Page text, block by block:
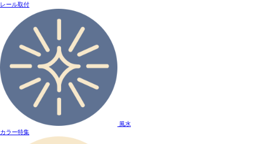
レール取付
風水
カラー特集